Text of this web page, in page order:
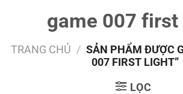
game 007
TRANG CHỦ / SẢN PHẨM ĐƯỢC
007 FIRST LIGHT”
LỌC